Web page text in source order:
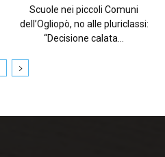
Scuole nei piccoli Comuni
dell’Ogliopò, no alle pluriclassi:
“Decisione calata...